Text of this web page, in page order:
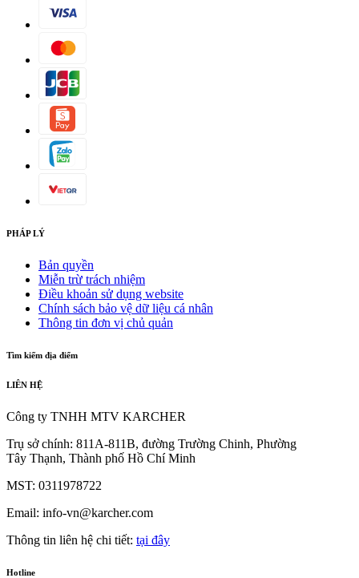
PHÁP LÝ
Bản quyền
Miễn trừ trách nhiệm
Điều khoản sử dụng website
Chính sách bảo vệ dữ liệu cá nhân
Thông tin đơn vị chủ quản
Tìm kiếm địa điểm
LIÊN HỆ
Công ty TNHH MTV KARCHER
Trụ sở chính: 811A-811B, đường Trường Chinh, Phường
Tây Thạnh, Thành phố Hồ Chí Minh
MST: 0311978722
Email: info-vn@karcher.com
Thông tin liên hệ chi tiết: tại đây
Hotline